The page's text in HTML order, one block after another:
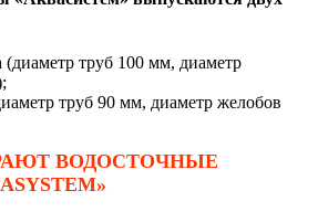
(диаметр труб 100 мм, диаметр
труб 90 мм, диаметр желобов
ВОДОСТОЧНЫЕ